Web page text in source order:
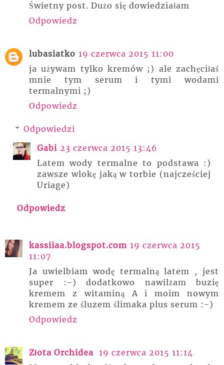
Świetny post. Dużo się dowiedziałam
Odpowiedz
lubasiatko 19 czerwca 2015 11:00
ja używam tylko kremów ;) ale zachęciłaś
mnie tym serum i tymi wodami
termalnymi ;)
Odpowiedz
Odpowiedzi
Gabi 23 czerwca 2015 13:46
Latem wody termalne to podstawa :)
zawsze wlokę jaką w torbie (najcześciej
Uriage)
Odpowiedz
kassiiaa.blogspot.com 19 czerwca 2015
11:07
Ja uwielbiam wodę termalną latem , jest
super :-) dodatkowo nawilżam buzię
kremem z witaminą A i moim nowym
kremem ze śluzem ślimaka plus serum :-)
Odpowiedz
Złota Orchidea 19 czerwca 2015 11:14